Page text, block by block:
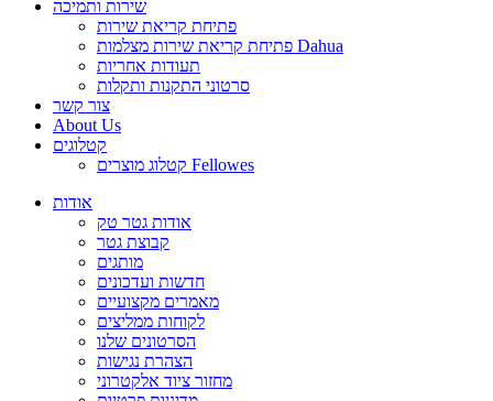
שירות ותמיכה
פתיחת קריאת שירות
פתיחת קריאת שירות מצלמות Dahua
תעודות אחריות
סרטוני התקנות ותקלות
צור קשר
About Us
קטלוגים
קטלוג מוצרים Fellowes
אודות
אודות גטר טק
קבוצת גטר
מותגים
חדשות ועדכונים
מאמרים מקצועיים
לקוחות ממליצים
הסרטונים שלנו
הצהרת נגישות
מחזור ציוד אלקטרוני